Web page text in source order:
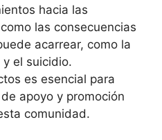
hacia las
las consecuencias
acarrear, como la
el suicidio.
es esencial para
apoyo y promoción
comunidad.